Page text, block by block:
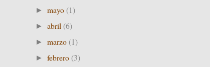
►mayo (1)
►abril (6)
►marzo (1)
►febrero (3)